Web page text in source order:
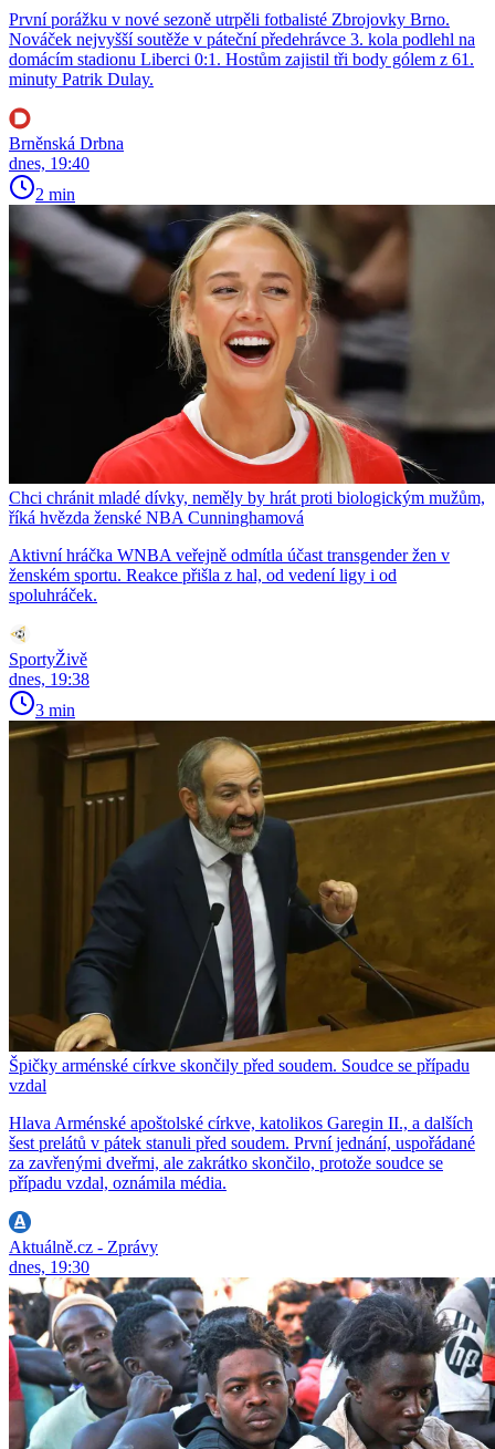
První porážku v nové sezoně utrpěli fotbalisté Zbrojovky Brno.
Nováček nejvyšší soutěže v páteční předehrávce 3. kola podlehl na
domácím stadionu Liberci 0:1. Hostům zajistil tři body gólem z 61.
minuty Patrik Dulay.
Brněnská Drbna
dnes, 19:40
2 min
Chci chránit mladé dívky, neměly by hrát proti biologickým mužům,
říká hvězda ženské NBA Cunninghamová
Aktivní hráčka WNBA veřejně odmítla účast transgender žen v
ženském sportu. Reakce přišla z hal, od vedení ligy i od
spoluhráček.
SportyŽivě
dnes, 19:38
3 min
Špičky arménské církve skončily před soudem. Soudce se případu
vzdal
Hlava Arménské apoštolské církve, katolikos Garegin II., a dalších
šest prelátů v pátek stanuli před soudem. První jednání, uspořádané
za zavřenými dveřmi, ale zakrátko skončilo, protože soudce se
případu vzdal, oznámila média.
Aktuálně.cz - Zprávy
dnes, 19:30